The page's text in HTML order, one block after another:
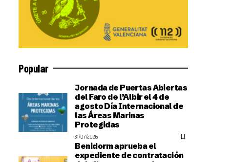
Popular
Jornada de Puertas Abiertas
del Faro de l’Albir el 4 de
agosto Día Internacional de
las Áreas Marinas
Protegidas
31/07/2026
Benidorm aprueba el
expediente de contratación